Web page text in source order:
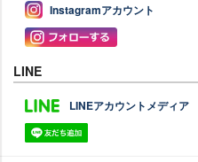
Instagramアカウント
LINE
LINEアカウントメディア